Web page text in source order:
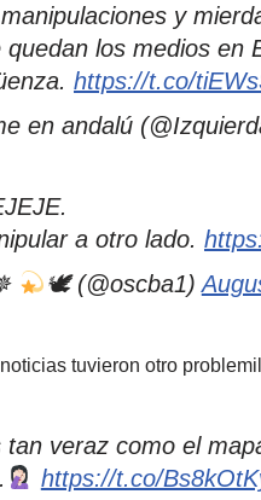
y
quedan los medios en
https://t.co/
en andalú
a otro lado.
🕊 (@oscba1)
tuvieron otro
tan veraz como el
https://t.co/